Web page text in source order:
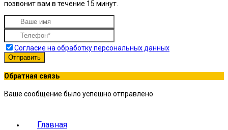
позвонит вам в течение 15 минут.
Согласие на обработку персональных данных
Отправить
Обратная связь
Ваше сообщение было успешно отправлено
Главная